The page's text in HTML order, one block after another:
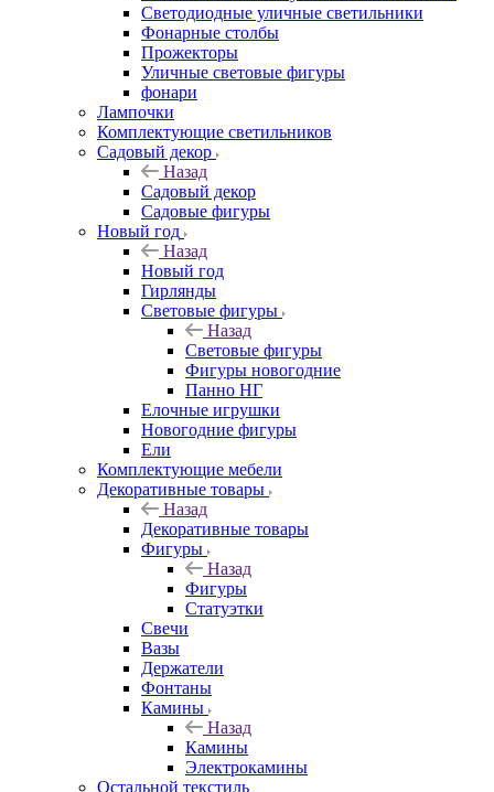
Светодиодные уличные светильники
Фонарные столбы
Прожекторы
Уличные световые фигуры
фонари
Лампочки
Комплектующие светильников
Садовый декор
Назад
Садовый декор
Садовые фигуры
Новый год
Назад
Новый год
Гирлянды
Световые фигуры
Назад
Световые фигуры
Фигуры новогодние
Панно НГ
Елочные игрушки
Новогодние фигуры
Ели
Комплектующие мебели
Декоративные товары
Назад
Декоративные товары
Фигуры
Назад
Фигуры
Статуэтки
Свечи
Вазы
Держатели
Фонтаны
Камины
Назад
Камины
Электрокамины
Остальной текстиль